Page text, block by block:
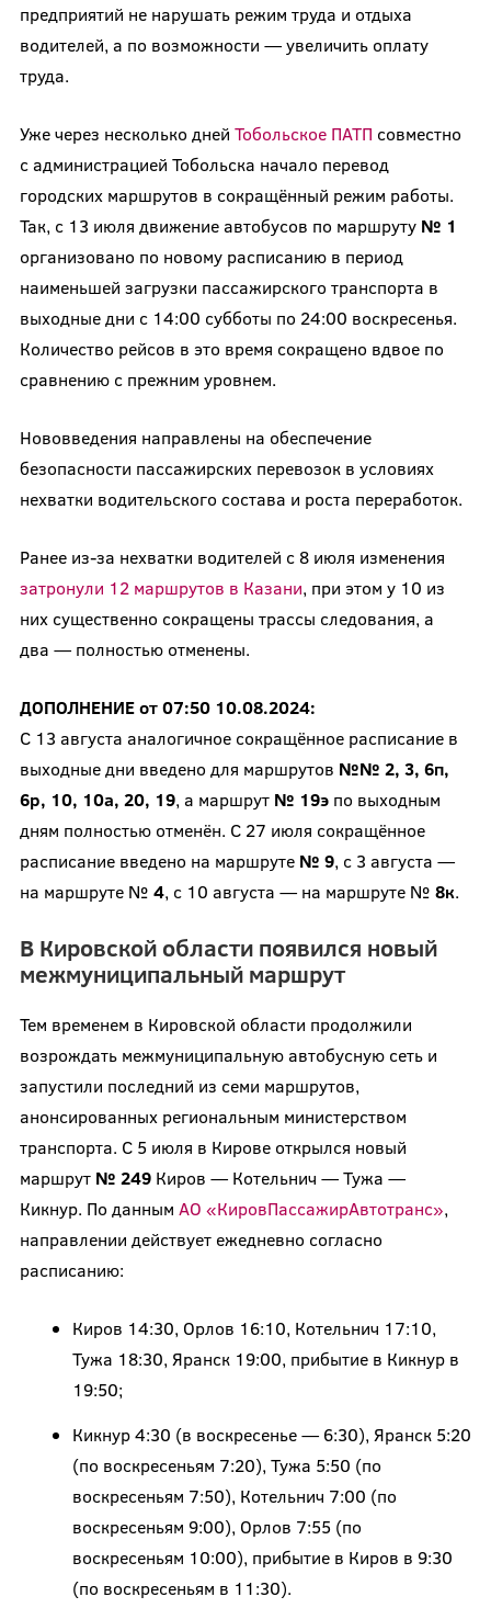
предприятий не нарушать режим труда и отдыха
водителей, а по возможности — увеличить оплату
труда.
Уже через несколько дней Тобольское ПАТП совместно
с администрацией Тобольска начало перевод
городских маршрутов в сокращённый режим работы.
Так, с 13 июля движение автобусов по маршруту № 1
организовано по новому расписанию в период
наименьшей загрузки пассажирского транспорта в
выходные дни с 14:00 субботы по 24:00 воскресенья.
Количество рейсов в это время сокращено вдвое по
сравнению с прежним уровнем.
Нововведения направлены на обеспечение
безопасности пассажирских перевозок в условиях
нехватки водительского состава и роста переработок.
Ранее из-за нехватки водителей с 8 июля изменения
затронули 12 маршрутов в Казани, при этом у 10 из
них существенно сокращены трассы следования, а
два — полностью отменены.
ДОПОЛНЕНИЕ от 07:50 10.08.2024:
С 13 августа аналогичное сокращённое расписание в
выходные дни введено для маршрутов №№ 2, 3, 6п,
6р, 10, 10а, 20, 19, а маршрут№ 19эпо выходным
дням полностью отменён. С 27 июля сокращённое
расписание введено на маршруте № 9, с 3 августа —
на маршруте № 4, с 10 августа — на маршруте № 8к.
В Кировской области появился новый
межмуниципальный маршрут
Тем временем в Кировской области продолжили
возрождать межмуниципальную автобусную сеть и
запустили последний из семи маршрутов,
анонсированных региональным министерством
транспорта. С 5 июля в Кирове открылся новый
маршрут № 249Киров — Котельнич — Тужа —
Кикнур. По данным АО «КировПассажирАвтотранс»,
направлении действует ежедневно согласно
расписанию:
Киров 14:30, Орлов 16:10, Котельнич 17:10,
Тужа 18:30, Яранск 19:00, прибытие в Кикнур в
19:50;
Кикнур 4:30 (в воскресенье — 6:30), Яранск 5:20
(по воскресеньям 7:20), Тужа 5:50 (по
воскресеньям 7:50), Котельнич 7:00 (по
воскресеньям 9:00), Орлов 7:55 (по
воскресеньям 10:00), прибытие в Киров в 9:30
(по воскресеньям в 11:30).